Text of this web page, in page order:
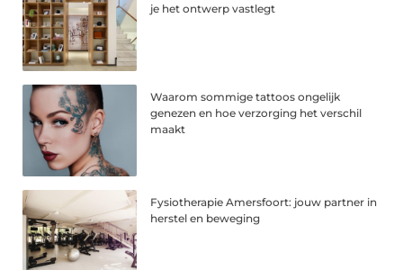
je het ontwerp vastlegt
Waarom sommige tattoos ongelijk
genezen en hoe verzorging het verschil
maakt
Fysiotherapie Amersfoort: jouw partner in
herstel en beweging